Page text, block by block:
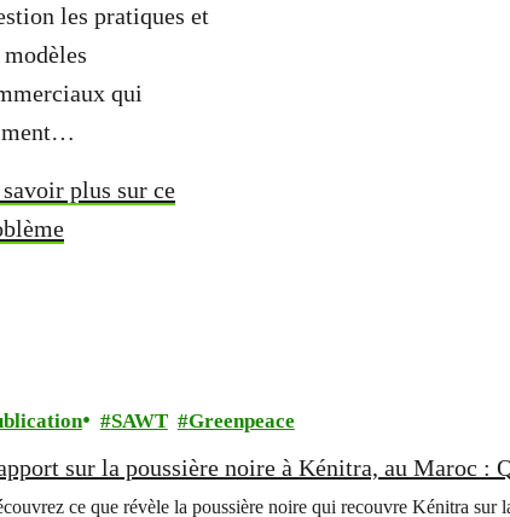
les pratiques et
qui
plus sur ce
SAWT Greenpeace
sur la poussière noire à Kénitra, au Maroc :
ce que révèle la poussière noire qui recouvre Kénitra sur